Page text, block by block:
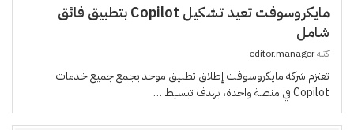
مايكروسوفت تعيد تشكيل Copilot بتطبيق فائق
شامل
كتبهeditor.manager
تعتزم شركة مايكروسوفت إطلاق تطبيق موحد يجمع جميع خدمات
Copilot في منصة واحدة، بهدف تبسيط …